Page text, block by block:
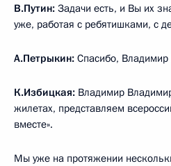
В.Путин: Задачи есть, и Вы их
уже, работая с ребятишками, с
А.Петрыкин: Спасибо,
К.Избицкая: Владимир
жилетах, представляем
вместе».
Мы уже на протяжении